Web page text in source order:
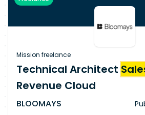
condition opérationnelle (MCO).
anomalies dans le cadre du
Cloud - Participer à la rédaction
jour de la documentation
Mission freelance
Technical Architect
Revenue Cloud
BLOOMAYS